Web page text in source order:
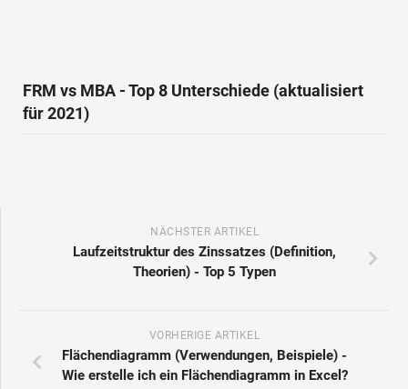
FRM vs MBA - Top 8 Unterschiede (aktualisiert
für 2021)
NÄCHSTER ARTIKEL
Laufzeitstruktur des Zinssatzes (Definition,
Theorien) - Top 5 Typen
VORHERIGE ARTIKEL
Flächendiagramm (Verwendungen, Beispiele) -
Wie erstelle ich ein Flächendiagramm in Excel?